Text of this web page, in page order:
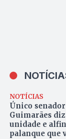
NOTÍCIAS
Único
Guimarães
unidade e
palanque que